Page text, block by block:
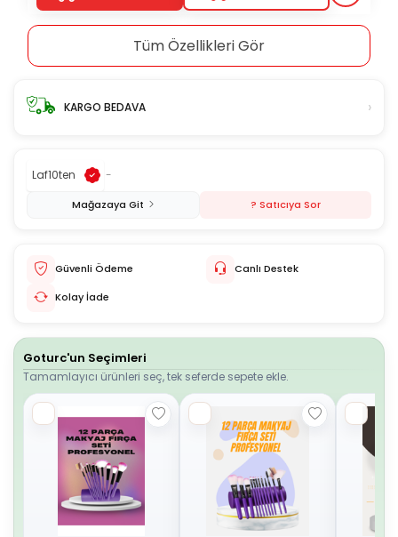
Tüm Özellikleri Gör
KARGO BEDAVA ›
Laf10ten -
Mağazaya Git ? Satıcıya Sor
Güvenli Ödeme
Canlı Destek
Kolay İade
Goturc'un Seçimleri
Tamamlayıcı ürünleri seç, tek seferde sepete ekle.